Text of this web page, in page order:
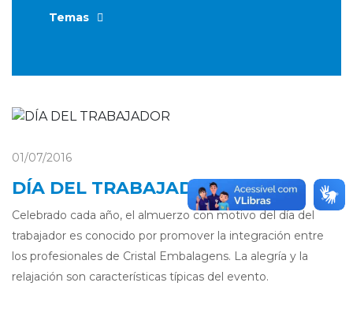
Temas
01/07/2016
DÍA DEL TRABAJADOR
Celebrado cada año, el almuerzo con motivo del día del
trabajador es conocido por promover la integración entre
los profesionales de Cristal Embalagens. La alegría y la
relajación son características típicas del evento.